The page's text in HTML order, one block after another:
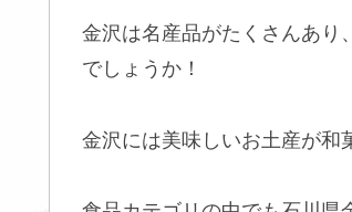
金沢は名産品がたくさんあり
でしょうか！
金沢には美味しいお土産が和